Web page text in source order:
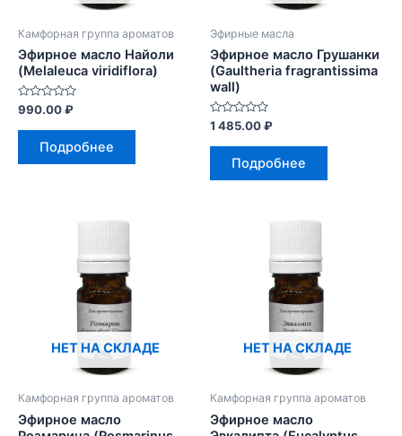
Камфорная группа ароматов
Эфирное масло Найоли
(Melaleuca viridiflora)
Оценка
из
990.00₽
Подробнее
Эфирные масла
Эфирное масло Грушанки
(Gaultheria fragrantissima
wall)
Оценка
из
1 485.00₽
Подробнее
НЕТ НА СКЛАДЕ
Камфорная группа ароматов
Эфирное масло
НЕТ НА СКЛАДЕ
Камфорная группа ароматов
Эфирное масло